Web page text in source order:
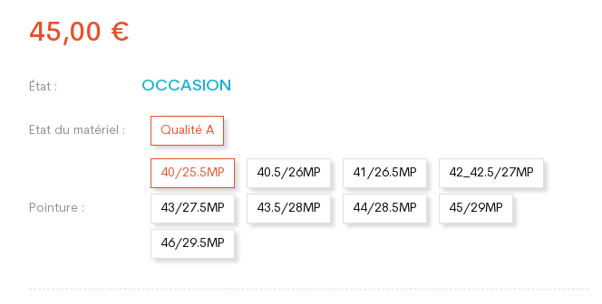
45,00 €
État : OCCASION
Etat du matériel : Qualité A
Pointure :
40/25.5MP 40.5/26MP 41/26.5MP 42_42.5/27MP
43/27.5MP 43.5/28MP 44/28.5MP 45/29MP
46/29.5MP